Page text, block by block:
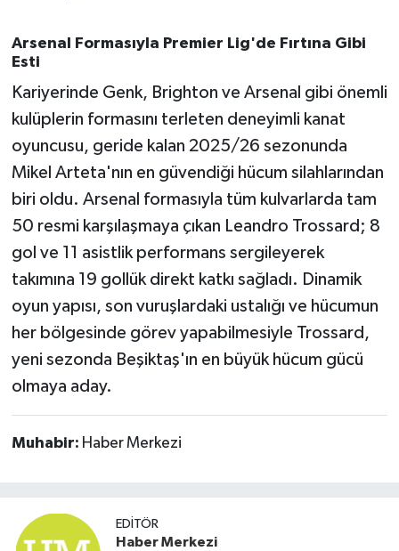
Arsenal Formasıyla Premier Lig'de Fırtına Gibi
Esti
Kariyerinde Genk, Brighton ve Arsenal gibi önemli
kulüplerin formasını terleten deneyimli kanat
oyuncusu, geride kalan 2025/26 sezonunda
Mikel Arteta'nın en güvendiği hücum silahlarından
biri oldu. Arsenal formasıyla tüm kulvarlarda tam
50 resmi karşılaşmaya çıkan Leandro Trossard; 8
gol ve 11 asistlik performans sergileyerek
takımına 19 gollük direkt katkı sağladı. Dinamik
oyun yapısı, son vuruşlardaki ustalığı ve hücumun
her bölgesinde görev yapabilmesiyle Trossard,
yeni sezonda Beşiktaş'ın en büyük hücum gücü
olmaya aday.
Muhabir: Haber Merkezi
EDITÖR
Haber Merkezi